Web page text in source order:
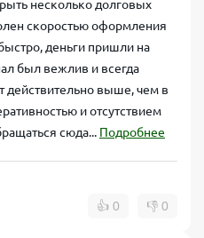
несколько долговых
скоростью оформления
деньги пришли на
был вежлив и всегда
действительно выше, чем в
и отсутствием
сюда... Подробнее
👍 0 👎 0